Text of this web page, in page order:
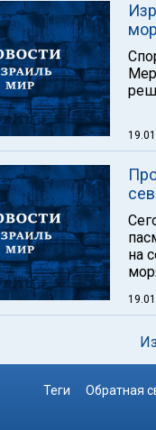
на
Теги Обратная